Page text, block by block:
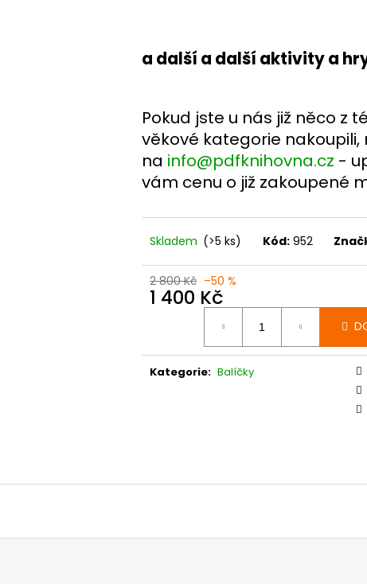
a další a další aktivity a
Pokud jste u nás již něco z
věkové kategorie nakoupili,
na info@pdfknihovna.cz -
vám cenu o již zakoupené
Skladem (>5 ks) Kód: 952
2 800 Kč –50 %
1 400 Kč
Kategorie: Balíčky